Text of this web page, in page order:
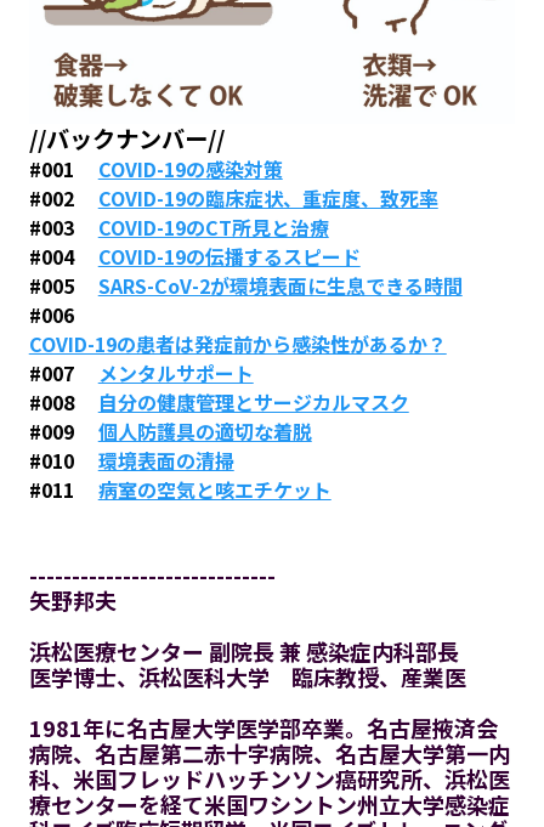
//バックナンバー//
#001 COVID-19の感染対策
#002 COVID-19の臨床症状、重症度、致死率
#003 COVID-19のCT所見と治療
#004 COVID-19の伝播するスピード
#005 SARS-CoV-2が環境表面に生息できる時間
#006
COVID-19の患者は発症前から感染性があるか？
#007 メンタルサポート
#008 自分の健康管理とサージカルマスク
#009 個人防護具の適切な着脱
#010 環境表面の清掃
#011 病室の空気と咳エチケット
-----------------------------
矢野邦夫
浜松医療センター 副院長 兼 感染症内科部長
医学博士、浜松医科大学 臨床教授、産業医
1981年に名古屋大学医学部卒業。名古屋掖済会
病院、名古屋第二赤十字病院、名古屋大学第一内
科、米国フレッドハッチンソン癌研究所、浜松医
療センターを経て米国ワシントン州立大学感染症